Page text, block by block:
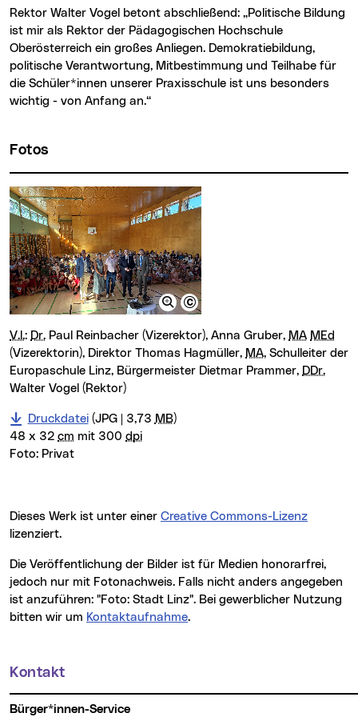
Rektor Walter Vogel betont abschließend: „Politische Bildung
ist mir als Rektor der Pädagogischen Hochschule
Oberösterreich ein großes Anliegen. Demokratiebildung,
politische Verantwortung, Mitbestimmung und Teilhabe für
die Schüler*innen unserer Praxisschule ist uns besonders
wichtig - von Anfang an.“
Fotos
v.l.: Dr. Paul Reinbacher (Vizerektor), Anna Gruber, MA MEd
(Vizerektorin), Direktor Thomas Hagmüller, MA, Schulleiter der
Europaschule Linz, Bürgermeister Dietmar Prammer, DDr.
Walter Vogel (Rektor)
Druckdatei(JPG | 3,73 MB)
48 x 32 cm mit 300 dpi
Foto: Privat
Dieses Werk ist unter einer Creative Commons-Lizenz
lizenziert.
Die Veröffentlichung der Bilder ist für Medien honorarfrei,
jedoch nur mit Fotonachweis. Falls nicht anders angegeben
ist anzuführen: "Foto: Stadt Linz". Bei gewerblicher Nutzung
bitten wir um Kontaktaufnahme.
Weitere Informationen
Kontakt
Bürger*innen-Service